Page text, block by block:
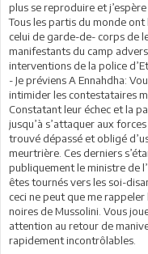
plus se reproduire et
Tous les partis du monde
celui de garde-de- corps de
manifestants du camp
interventions de la police
- Je préviens A Ennahdha:
intimider les contestataires
Constatant leur échec et la
jusqu’à s’attaquer aux
trouvé dépassé et obligé
meurtrière. Ces derniers
publiquement le ministre de
êtes tournés vers les soi-
ceci ne peut que me
noires de Mussolini. Vous
attention au retour de
rapidement incontrôlables.